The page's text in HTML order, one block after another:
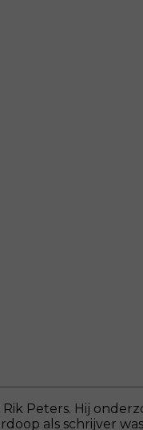
Peters. Hij
als schrijver